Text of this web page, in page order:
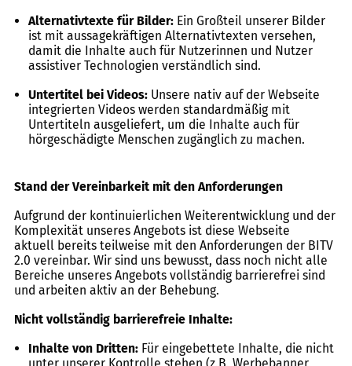
Alternativtexte für Bilder: Ein Großteil unserer Bilder
ist mit aussagekräftigen Alternativtexten versehen,
damit die Inhalte auch für Nutzerinnen und Nutzer
assistiver Technologien verständlich sind.
Untertitel bei Videos: Unsere nativ auf der Webseite
integrierten Videos werden standardmäßig mit
Untertiteln ausgeliefert, um die Inhalte auch für
hörgeschädigte Menschen zugänglich zu machen.
Stand der Vereinbarkeit mit den Anforderungen
Aufgrund der kontinuierlichen Weiterentwicklung und der
Komplexität unseres Angebots ist diese Webseite
aktuell bereits teilweise mit den Anforderungen der BITV
2.0 vereinbar. Wir sind uns bewusst, dass noch nicht alle
Bereiche unseres Angebots vollständig barrierefrei sind
und arbeiten aktiv an der Behebung.
Nicht vollständig barrierefreie Inhalte:
Inhalte von Dritten: Für eingebettete Inhalte, die nicht
unter unserer Kontrolle stehen (z.B. Werbebanner,